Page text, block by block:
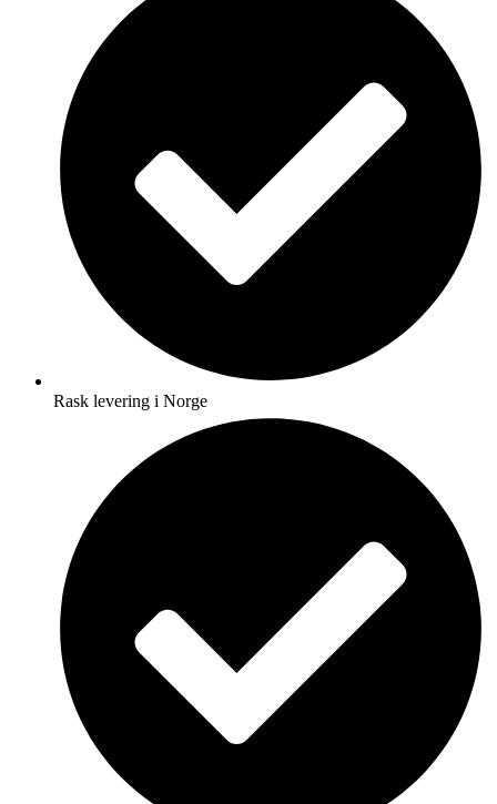
Rask levering i Norge